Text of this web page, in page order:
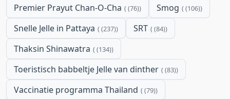
Premier Prayut Chan-O-Cha (76) Smog (106)
Snelle Jelle in Pattaya (237) SRT (84)
Thaksin Shinawatra (134)
Toeristisch babbeltje Jelle van dinther (83)
Vaccinatie programma Thailand (79)